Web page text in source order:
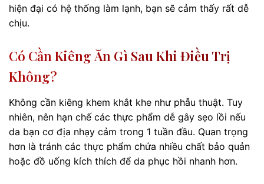
hiện đại có hệ thống làm lạnh, bạn sẽ cảm thấy rất dễ
chịu.
Có Cần Kiêng Ăn Gì Sau Khi Điều Trị
Không?
Không cần kiêng khem khắt khe như phẫu thuật. Tuy
nhiên, nên hạn chế các thực phẩm dễ gây sẹo lồi nếu
da bạn cơ địa nhạy cảm trong 1 tuần đầu. Quan trọng
hơn là tránh các thực phẩm chứa nhiều chất bảo quản
hoặc đồ uống kích thích để da phục hồi nhanh hơn.